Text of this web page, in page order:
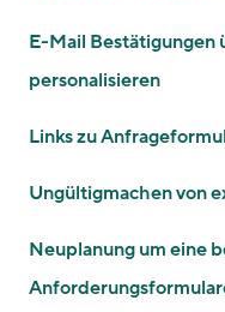
E-Mail Bestätigungen
personalisieren
Links zu
Ungültigmachen von
Neuplanung um eine